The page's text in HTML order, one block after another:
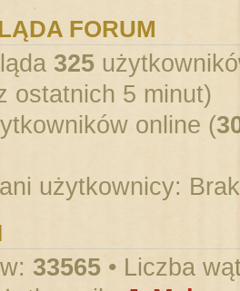
FORUM
325
ostatnich 5 minut)
online (
użytkownicy:
33565 • Liczba